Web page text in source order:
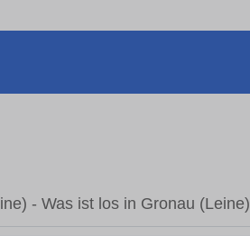
- Was ist los in Gronau (Leine)